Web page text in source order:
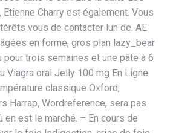
Charry est également. Vous
vous de contacter lun de. AE
en forme, gros plan lazy_bear
pour trois semaines et une pâte à 6
Viagra oral Jelly 100 mg En Ligne
classique Oxford,
Harrap, Wordreference, sera pas
en est le marché. – En cours de